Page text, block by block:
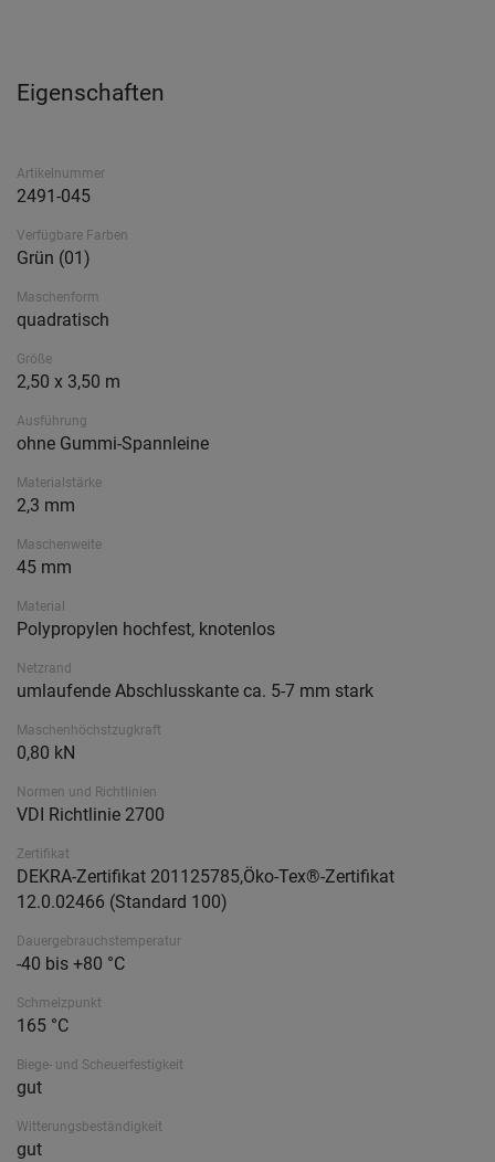
Eigenschaften
Artikelnummer
2491-045
Verfügbare Farben
Grün (01)
Maschenform
quadratisch
Größe
2,50 x 3,50 m
Ausführung
ohne Gummi-Spannleine
Materialstärke
2,3 mm
Maschenweite
45 mm
Material
Polypropylen hochfest, knotenlos
Netzrand
umlaufende Abschlusskante ca. 5-7 mm stark
Maschenhöchstzugkraft
0,80 kN
Normen und Richtlinien
VDI Richtlinie 2700
Zertifikat
DEKRA-Zertifikat 201125785,Öko-Tex®-Zertifikat
12.0.02466 (Standard 100)
Dauergebrauchstemperatur
-40 bis +80 °C
Schmelzpunkt
165 °C
Biege- und Scheuerfestigkeit
gut
Witterungsbeständigkeit
gut